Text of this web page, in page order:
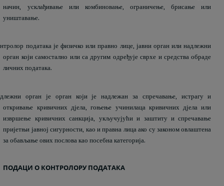
начин, усклађивање или комбиновање, ограничење, брисање или
уништавање.
података је физичко или правно лице, јавни орган или надлежни
орган који самостално или са другим одређује сврхе и средства обраде
личних података.
орган је орган који је надлежан за спречавање, истрагу и
откривање кривичних дјела, гоњење учинилаца кривичних дјела или
извршење кривичних санкција, укључујући и заштиту и спречавање
пријетњи јавној сигурности, као и правна лица ако су законом овлаштена
за обављање ових послова као посебна категорија.
ПОДАЦИ О КОНТРОЛОРУ ПОДАТАКА